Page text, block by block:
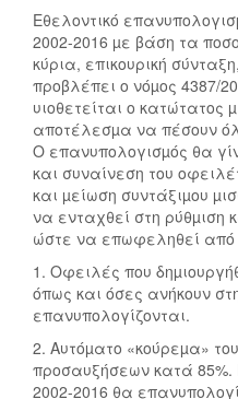
Εθελοντικό
2002-2016 µε βάση τα
κύρια, επικουρική
προβλέπει ο νόµος 4387/
υιοθετείται ο κατώτατος
αποτέλεσµα να πέσουν
Ο επανυπολογισµός θα
και συναίνεση του
και µείωση συντάξιµου
να ενταχθεί στη ρύθµιση
ώστε να επωφεληθεί από
1. Οφειλές που
όπως και όσες ανήκουν
επανυπολογίζονται.
2. Αυτόµατο «κούρεµα»
προσαυξήσεων κατά 85%.
2002-2016 θα